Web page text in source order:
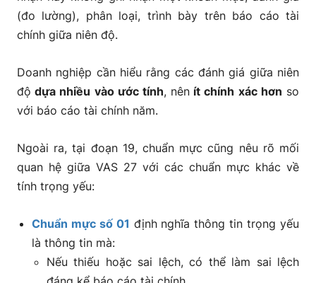
(đo lường), phân loại, trình bày trên báo cáo tài
chính giữa niên độ.
Doanh nghiệp cần hiểu rằng các đánh giá giữa niên
độ dựa nhiều vào ước tính, nên ít chính xác hơn so
với báo cáo tài chính năm.
Ngoài ra, tại đoạn 19, chuẩn mực cũng nêu rõ mối
quan hệ giữa VAS 27 với các chuẩn mực khác về
tính trọng yếu:
Chuẩn mực số 01 định nghĩa thông tin trọng yếu
là thông tin mà:
Nếu thiếu hoặc sai lệch, có thể làm sai lệch